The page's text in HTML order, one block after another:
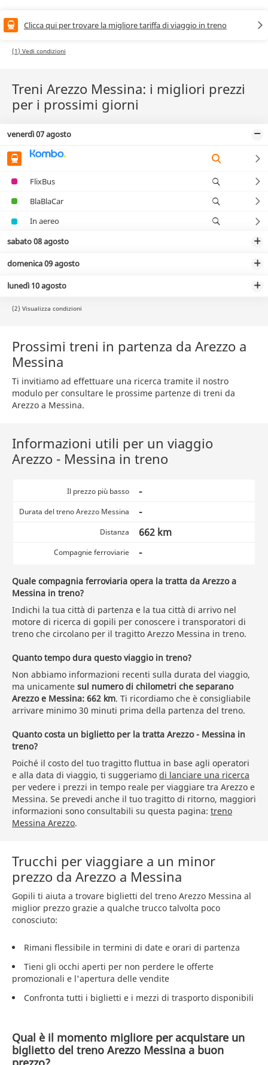
Clicca qui per trovare la migliore tariffa di viaggio in treno
(1) Vedi condizioni
Treni Arezzo Messina: i migliori prezzi
per i prossimi giorni
venerdì 07 agosto
FlixBus
BlaBlaCar
In aereo
sabato 08 agosto
domenica 09 agosto
lunedì 10 agosto
(2) Visualizza condizioni
Prossimi treni in partenza da Arezzo a
Messina
Ti invitiamo ad effettuare una ricerca tramite il nostro
modulo per consultare le prossime partenze di treni da
Arezzo a Messina.
Informazioni utili per un viaggio
Arezzo - Messina in treno
Il prezzo più basso -
Durata del treno Arezzo Messina -
Distanza 662 km
Compagnie ferroviarie -
Quale compagnia ferroviaria opera la tratta da Arezzo a
Messina in treno?
Indichi la tua città di partenza e la tua città di arrivo nel
motore di ricerca di gopili per conoscere i transporatori di
treno che circolano per il tragitto Arezzo Messina in treno.
Quanto tempo dura questo viaggio in treno?
Non abbiamo informazioni recenti sulla durata del viaggio,
ma unicamente sul numero di chilometri che separano
Arezzo e Messina: 662 km. Ti ricordiamo che è consigliabile
arrivare minimo 30 minuti prima della partenza del treno.
Quanto costa un biglietto per la tratta Arezzo - Messina in
treno?
Poiché il costo del tuo tragitto fluttua in base agli operatori
e alla data di viaggio, ti suggeriamo di lanciare una ricerca
per vedere i prezzi in tempo reale per viaggiare tra Arezzo e
Messina. Se prevedi anche il tuo tragitto di ritorno, maggiori
informazioni sono consultabili su questa pagina: treno
Messina Arezzo.
Trucchi per viaggiare a un minor
prezzo da Arezzo a Messina
Gopili ti aiuta a trovare biglietti del treno Arezzo Messina al
miglior prezzo grazie a qualche trucco talvolta poco
conosciuto:
Rimani flessibile in termini di date e orari di partenza
Tieni gli occhi aperti per non perdere le offerte
promozionali e l'apertura delle vendite
Confronta tutti i biglietti e i mezzi di trasporto disponibili
Qual è il momento migliore per acquistare un
biglietto del treno Arezzo Messina a buon